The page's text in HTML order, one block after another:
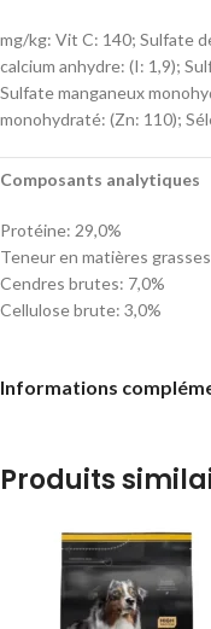
mg/kg: Vit C: 140; Sulfate
calcium anhydre: (I: 1,9);
Sulfate manganeux
monohydraté: (Zn: 110);
Composants analytiques
Protéine: 29,0%
Teneur en matières
Cendres brutes: 7,0%
Cellulose brute: 3,0%
Informations
Produits